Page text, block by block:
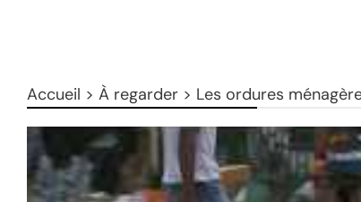
Accueil > À regarder > Les ordures